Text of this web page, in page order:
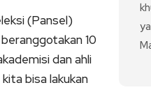
(Pansel)
10
dan ahli
bisa lakukan